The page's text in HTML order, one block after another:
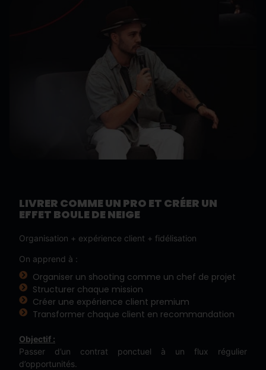
LIVRER COMME UN PRO ET CRÉER UN
EFFET BOULE DE NEIGE
Organisation + expérience client + fidélisation
On apprend à :
Organiser un shooting comme un chef de projet
Structurer chaque mission
Créer une expérience client premium
Transformer chaque client en recommandation
Objectif :
Passer d’un contrat ponctuel à un flux régulier
d’opportunités.